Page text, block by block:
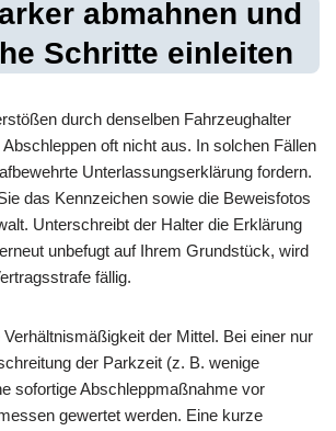
abmahnen und
Schritte einleiten
durch denselben Fahrzeughalter
oft nicht aus. In solchen Fällen
Unterlassungserklärung fordern.
das Kennzeichen sowie die Beweisfotos
Unterschreibt der Halter die Erklärung
unbefugt auf Ihrem Grundstück, wird
fällig.
der Mittel. Bei einer nur
der Parkzeit (z. B. wenige
sofortige Abschleppmaßnahme vor
gewertet werden. Eine kurze